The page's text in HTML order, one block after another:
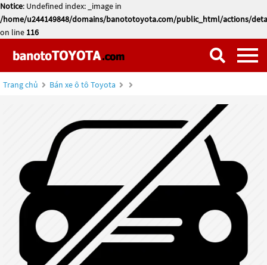
Notice: Undefined index: _image in
/home/u244149848/domains/banototoyota.com/public_html/actions/
on line 116
Trang chủ Bán xe ô tô Toyota